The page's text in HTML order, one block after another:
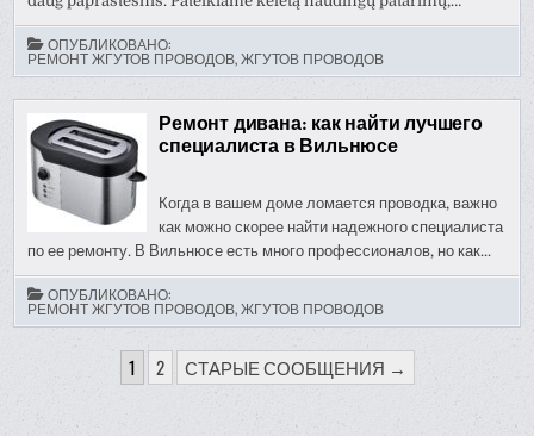
ОПУБЛИКОВАНО:
РЕМОНТ ЖГУТОВ ПРОВОДОВ, ЖГУТОВ ПРОВОДОВ
Ремонт дивана: как найти лучшего
специалиста в Вильнюсе
Когда в вашем доме ломается проводка, важно
как можно скорее найти надежного специалиста
по ее ремонту. В Вильнюсе есть много профессионалов, но как...
ОПУБЛИКОВАНО:
РЕМОНТ ЖГУТОВ ПРОВОДОВ, ЖГУТОВ ПРОВОДОВ
ПАГИНАЦИЯ
ЗАПИСЕЙ
1 2 СТАРЫЕ СООБЩЕНИЯ →